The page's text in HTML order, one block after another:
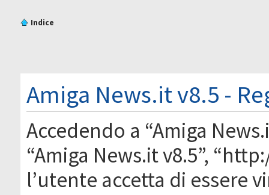
Indice
Amiga News.it v8.5 -
Accedendo a “Amiga
“Amiga News.it v8.5”,
l’utente accetta di essere